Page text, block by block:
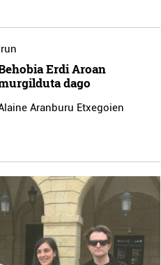
Irun
Erdi Aroan
dago
Aranburu Etxegoien